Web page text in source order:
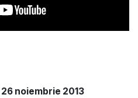
26 noiembrie 2013